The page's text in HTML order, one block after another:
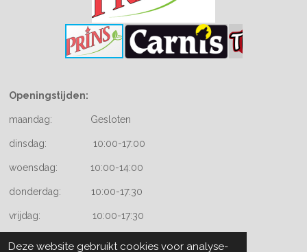
Deze website gebruikt cookies voor analyse-
Openingstijden:
maandag: Gesloten
dinsdag: 10:00-17:00
woensdag: 10:00-14:00
donderdag: 10:00-17:30
vrijdag: 10:00-17:30